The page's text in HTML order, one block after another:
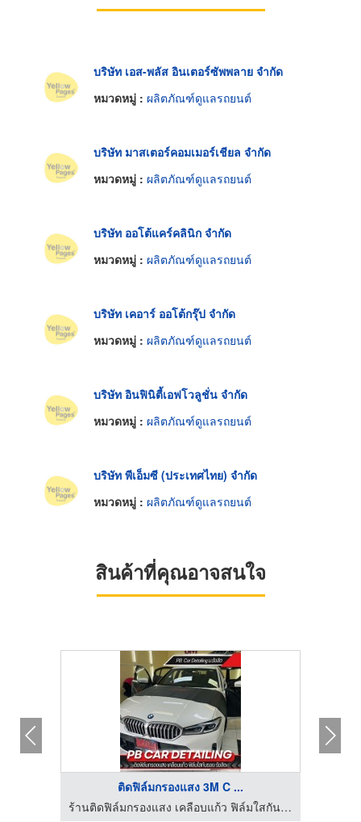
บริษัท เอส-พลัส อินเตอร์ซัพพลาย จำกัด
หมวดหมู่ : ผลิตภัณฑ์ดูแลรถยนต์
บริษัท มาสเตอร์คอมเมอร์เชียล จำกัด
หมวดหมู่ : ผลิตภัณฑ์ดูแลรถยนต์
บริษัท ออโต้แคร์คลินิก จำกัด
หมวดหมู่ : ผลิตภัณฑ์ดูแลรถยนต์
บริษัท เคอาร์ ออโต้กรุ๊ป จำกัด
หมวดหมู่ : ผลิตภัณฑ์ดูแลรถยนต์
บริษัท อินฟินิตี้เอฟโวลูชั่น จำกัด
หมวดหมู่ : ผลิตภัณฑ์ดูแลรถยนต์
บริษัท พีเอ็มซี (ประเทศไทย) จำกัด
หมวดหมู่ : ผลิตภัณฑ์ดูแลรถยนต์
สินค้าที่คุณอาจสนใจ
ติดฟิล์มกรองแสง 3M C ...
ร้านติดฟิล์มกรองแสง เคลือบแก้ว ฟิล์มใสกันรอย รังสิต